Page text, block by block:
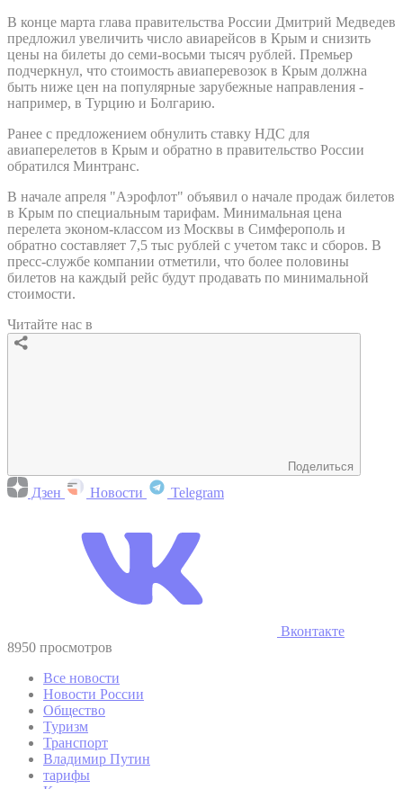
В конце марта глава правительства России Дмитрий Медведев
предложил увеличить число авиарейсов в Крым и снизить
цены на билеты до семи-восьми тысяч рублей. Премьер
подчеркнул, что стоимость авиаперевозок в Крым должна
быть ниже цен на популярные зарубежные направления -
например, в Турцию и Болгарию.
Ранее с предложением обнулить ставку НДС для
авиаперелетов в Крым и обратно в правительство России
обратился Минтранс.
В начале апреля "Аэрофлот" объявил о начале продаж билетов
в Крым по специальным тарифам. Минимальная цена
перелета эконом-классом из Москвы в Симферополь и
обратно составляет 7,5 тыс рублей с учетом такс и сборов. В
пресс-службе компании отметили, что более половины
билетов на каждый рейс будут продавать по минимальной
стоимости.
Читайте нас в
Поделиться
Дзен Новости Telegram
Вконтакте
8950 просмотров
Все новости
Новости России
Общество
Туризм
Транспорт
Владимир Путин
тарифы